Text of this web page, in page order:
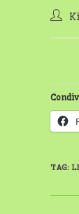
TAG: